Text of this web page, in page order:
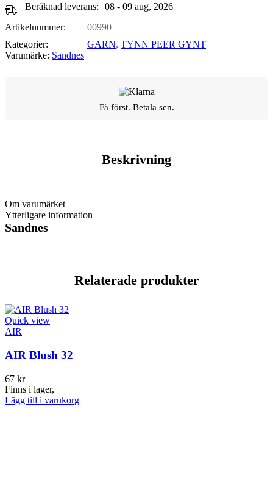
Beräknad leverans:
08 - 09 aug, 2026
Artikelnummer:
00990
Kategorier:
GARN, TYNN PEER GYNT
Varumärke: Sandnes
Få först. Betala sen.
Beskrivning
Om varumärket
Ytterligare information
Sandnes
Relaterade produkter
Quick view
AIR
AIR Blush 32
67 kr
Finns i lager,
Lägg till i varukorg